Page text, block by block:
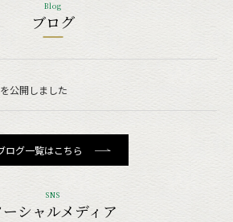
Blog
ブログ
公開しました
ログ一覧はこちら
SNS
ーシャルメディア